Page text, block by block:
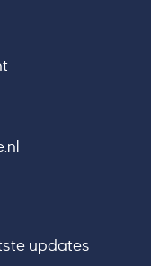
updates